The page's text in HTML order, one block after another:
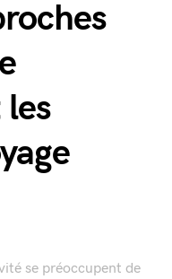
se préoccupent de